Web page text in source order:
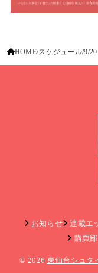
HOME スケジュール 9/
お知らせ 連載エ
購買部
© 2026 東仙台シュタ